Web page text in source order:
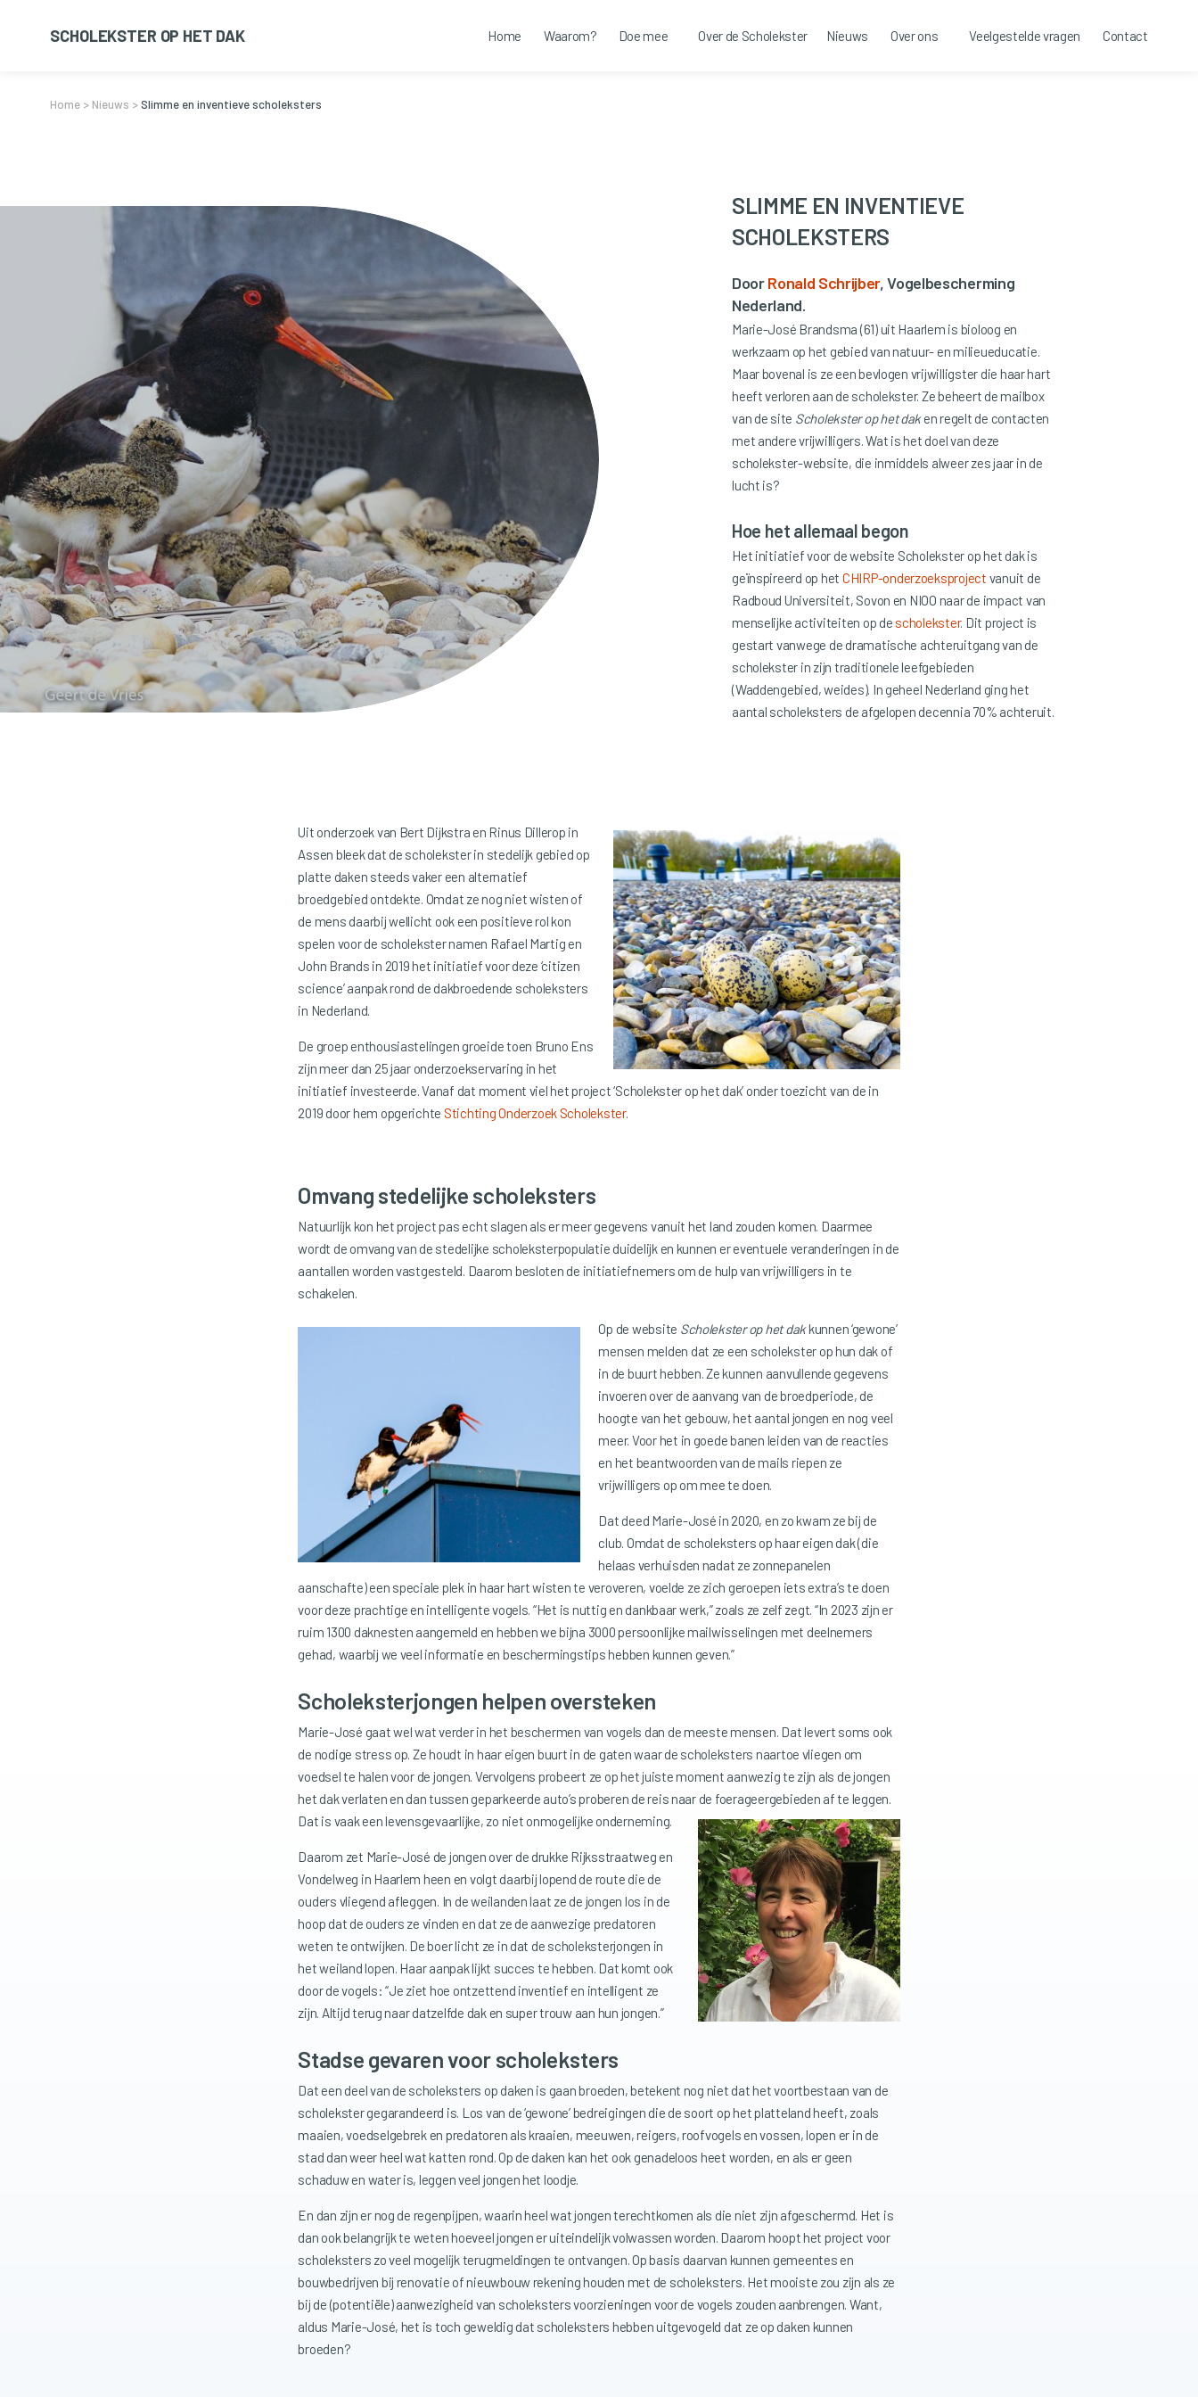
SCHOLEKSTER OP HET DAK Home Waarom? Doe mee Over de Scholekster Nieuws Over ons Veelgestelde vragen Contact
Home> Nieuws >Slimme en inventieve scholeksters
SLIMME EN INVENTIEVE
SCHOLEKSTERS
DoorRonald Schrijber, Vogelbescherming
Nederland.
Marie-José Brandsma (61) uit Haarlem is bioloog en
werkzaam op het gebied van natuur- en milieueducatie.
Maar bovenal is ze een bevlogen vrijwilligster die haar hart
heeft verloren aan de scholekster. Ze beheert de mailbox
van de site Scholekster op het daken regelt de contacten
met andere vrijwilligers. Wat is het doel van deze
scholekster-website, die inmiddels alweer zes jaar in de
lucht is?
Hoe het allemaal begon
Het initiatief voor de website Scholekster op het dak is
geïnspireerd op het CHIRP-onderzoeksproject vanuit de
Radboud Universiteit, Sovon en NIOO naar de impact van
menselijke activiteiten op de scholekster. Dit project is
gestart vanwege de dramatische achteruitgang van de
scholekster in zijn traditionele leefgebieden
(Waddengebied, weides). In geheel Nederland ging het
aantal scholeksters de afgelopen decennia 70% achteruit.
Uit onderzoek van Bert Dijkstra en Rinus Dillerop in
Assen bleek dat de scholekster in stedelijk gebied op
platte daken steeds vaker een alternatief
broedgebied ontdekte. Omdat ze nog niet wisten of
de mens daarbij wellicht ook een positieve rol kon
spelen voor de scholekster namen Rafael Martig en
John Brands in 2019 het initiatief voor deze ‘citizen
science’ aanpak rond de dakbroedende scholeksters
in Nederland.
De groep enthousiastelingen groeide toen Bruno Ens
zijn meer dan 25 jaar onderzoekservaring in het
initiatief investeerde. Vanaf dat moment viel het project ‘Scholekster op het dak’ onder toezicht van de in
2019 door hem opgerichte Stichting Onderzoek Scholekster.
Omvang stedelijke scholeksters
Natuurlijk kon het project pas echt slagen als er meer gegevens vanuit het land zouden komen. Daarmee
wordt de omvang van de stedelijke scholeksterpopulatie duidelijk en kunnen er eventuele veranderingen in de
aantallen worden vastgesteld. Daarom besloten de initiatiefnemers om de hulp van vrijwilligers in te
schakelen.
Op de website Scholekster op het dakkunnen ‘gewone’
mensen melden dat ze een scholekster op hun dak of
in de buurt hebben. Ze kunnen aanvullende gegevens
invoeren over de aanvang van de broedperiode, de
hoogte van het gebouw, het aantal jongen en nog veel
meer. Voor het in goede banen leiden van de reacties
en het beantwoorden van de mails riepen ze
vrijwilligers op om mee te doen.
Dat deed Marie-José in 2020, en zo kwam ze bij de
club. Omdat de scholeksters op haar eigen dak (die
helaas verhuisden nadat ze zonnepanelen
aanschafte) een speciale plek in haar hart wisten te veroveren, voelde ze zich geroepen iets extra’s te doen
voor deze prachtige en intelligente vogels. “Het is nuttig en dankbaar werk,” zoals ze zelf zegt. “In 2023 zijn er
ruim 1300 daknesten aangemeld en hebben we bijna 3000 persoonlijke mailwisselingen met deelnemers
gehad, waarbij we veel informatie en beschermingstips hebben kunnen geven.”
Scholeksterjongen helpen oversteken
Marie-José gaat wel wat verder in het beschermen van vogels dan de meeste mensen. Dat levert soms ook
de nodige stress op. Ze houdt in haar eigen buurt in de gaten waar de scholeksters naartoe vliegen om
voedsel te halen voor de jongen. Vervolgens probeert ze op het juiste moment aanwezig te zijn als de jongen
het dak verlaten en dan tussen geparkeerde auto’s proberen de reis naar de foerageergebieden af te leggen.
Dat is vaak een levensgevaarlijke, zo niet onmogelijke onderneming.
Daarom zet Marie-José de jongen over de drukke Rijksstraatweg en
Vondelweg in Haarlem heen en volgt daarbij lopend de route die de
ouders vliegend afleggen. In de weilanden laat ze de jongen los in de
hoop dat de ouders ze vinden en dat ze de aanwezige predatoren
weten te ontwijken. De boer licht ze in dat de scholeksterjongen in
het weiland lopen. Haar aanpak lijkt succes te hebben. Dat komt ook
door de vogels: “Je ziet hoe ontzettend inventief en intelligent ze
zijn. Altijd terug naar datzelfde dak en super trouw aan hun jongen.”
Stadse gevaren voor scholeksters
Dat een deel van de scholeksters op daken is gaan broeden, betekent nog niet dat het voortbestaan van de
scholekster gegarandeerd is. Los van de ‘gewone’ bedreigingen die de soort op het platteland heeft, zoals
maaien, voedselgebrek en predatoren als kraaien, meeuwen, reigers, roofvogels en vossen, lopen er in de
stad dan weer heel wat katten rond. Op de daken kan het ook genadeloos heet worden, en als er geen
schaduw en water is, leggen veel jongen het loodje.
En dan zijn er nog de regenpijpen, waarin heel wat jongen terechtkomen als die niet zijn afgeschermd. Het is
dan ook belangrijk te weten hoeveel jongen er uiteindelijk volwassen worden. Daarom hoopt het project voor
scholeksters zo veel mogelijk terugmeldingen te ontvangen. Op basis daarvan kunnen gemeentes en
bouwbedrijven bij renovatie of nieuwbouw rekening houden met de scholeksters. Het mooiste zou zijn als ze
bij de (potentiële) aanwezigheid van scholeksters voorzieningen voor de vogels zouden aanbrengen. Want,
aldus Marie-José, het is toch geweldig dat scholeksters hebben uitgevogeld dat ze op daken kunnen
broeden?